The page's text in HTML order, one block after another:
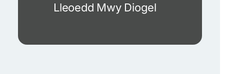
Lleoedd Mwy Diogel